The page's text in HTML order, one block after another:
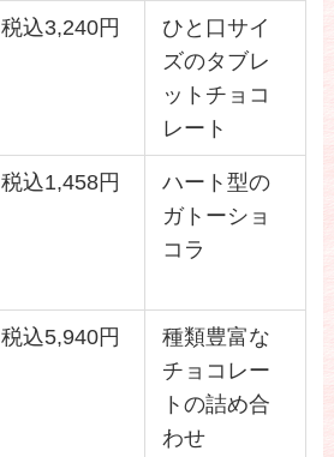
税込3,240円
ひと口サイ
ズのタブレ
ットチョコ
レート
税込1,458円
ハート型の
ガトーショ
コラ
税込5,940円
種類豊富な
チョコレー
トの詰め合
わせ